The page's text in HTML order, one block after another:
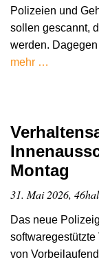
Polizeien und
sollen gescannt,
werden.
mehr …
Montag
31. Mai 2026,
Das neue
von